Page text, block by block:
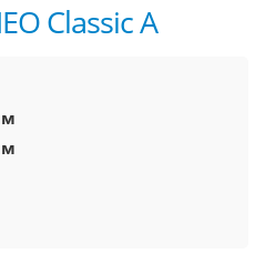
Classic A